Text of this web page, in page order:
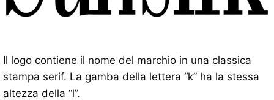
Il logo contiene il nome del marchio in una classica
stampa serif. La gamba della lettera “k” ha la stessa
altezza della “l”.